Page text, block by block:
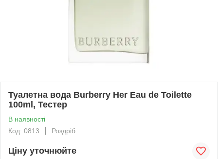
Туалетна вода Burberry Her Eau de Toilette
100ml, Тестер
В наявності
Код: 0813
Роздріб
Ціну уточнюйте